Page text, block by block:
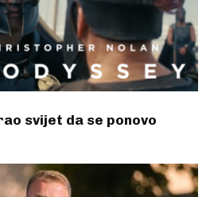
svijet da se ponovo